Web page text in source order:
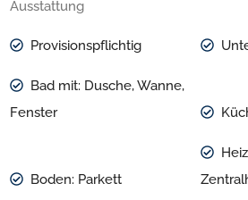
Ausstattung
Provisionspflichtig
Bad mit: Dusche, Wanne,
Fenster
Boden: Parkett